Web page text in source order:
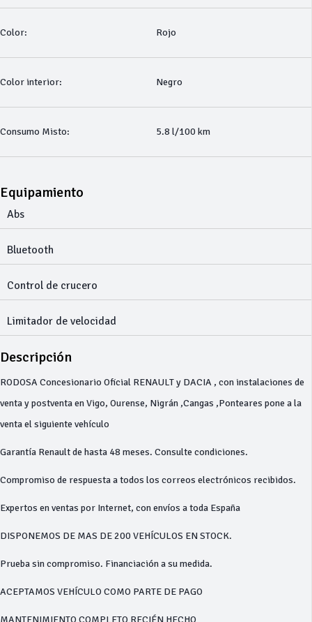
Color: Rojo
Color interior: Negro
Consumo Misto: 5.8 l/100 km
Equipamiento
Abs
Bluetooth
Control de crucero
Limitador de velocidad
Descripción
RODOSA Concesionario Oficial RENAULT y DACIA , con instalaciones de
venta y postventa en Vigo, Ourense, Nigrán ,Cangas ,Ponteares pone a la
venta el siguiente vehículo
Garantía Renault de hasta 48 meses. Consulte condiciones.
Compromiso de respuesta a todos los correos electrónicos recibidos.
Expertos en ventas por Internet, con envíos a toda España
DISPONEMOS DE MAS DE 200 VEHÍCULOS EN STOCK.
Prueba sin compromiso. Financiación a su medida.
ACEPTAMOS VEHÍCULO COMO PARTE DE PAGO
MANTENIMIENTO COMPLETO RECIÉN HECHO